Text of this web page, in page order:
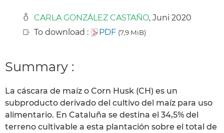
CARLA GONZÁLEZ CASTAÑO, Juni 2020
To download :
PDF (7,9 MiB)
Summary :
La cáscara de maíz o Corn Husk (CH) es un
subproducto derivado del cultivo del maíz para uso
alimentario. En Cataluña se destina el 34,5% del
terreno cultivable a esta plantación sobre el total de